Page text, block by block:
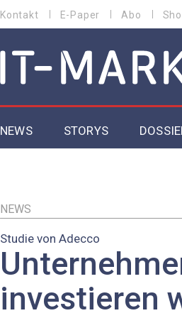
Kontakt E-Paper Abo
MAIN NAVIGATION
NEWS STORYS
EU-
NEWS
Studie von Adecco
investieren